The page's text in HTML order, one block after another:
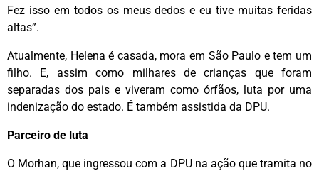
Fez isso em todos os meus dedos e eu tive muitas feridas
altas”.
Atualmente, Helena é casada, mora em São Paulo e tem um
filho. E, assim como milhares de crianças que foram
separadas dos pais e viveram como órfãos, luta por uma
indenização do estado. É também assistida da DPU.
Parceiro de luta
O Morhan, que ingressou com a DPU na ação que tramita no